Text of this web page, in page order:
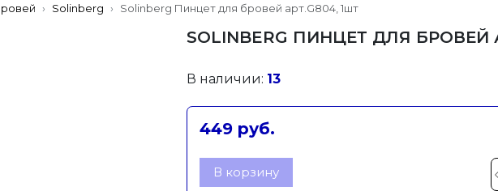
Solinberg Solinberg Пинцет для бровей арт.G804, 1шт
SOLINBERG ПИНЦЕТ ДЛЯ БРОВЕЙ
В наличии: 13
449 руб.
В корзину